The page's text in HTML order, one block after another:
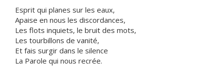
Esprit qui planes sur les eaux,
Apaise en nous les discordances,
Les flots inquiets, le bruit des mots,
Les tourbillons de vanité,
Et fais surgir dans le silence
La Parole qui nous recrée.